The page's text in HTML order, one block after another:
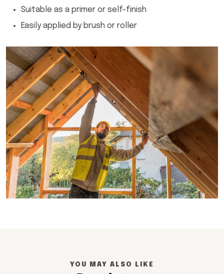
Suitable as a primer or self-finish
Easily applied by brush or roller
YOU MAY ALSO LIKE